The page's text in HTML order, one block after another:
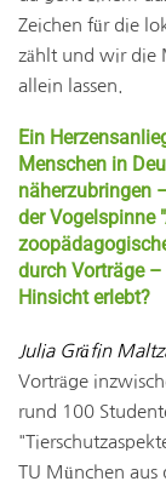
Zeichen für die
zählt und wir die
allein lassen.
Ein
Menschen in
näherzubringen
der Vogelspinne
durch Vorträge
Hinsicht erlebt?
Julia Gräfin
Vorträge
rund 100
TU München aus